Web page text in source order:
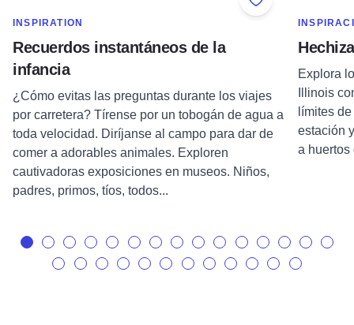
Add to Favorites
MOSTRAR MÁS EN CATEGORÍA DE
INSPIRATION
Recuerdos instantáneos de la
infancia
¿Cómo evitas las preguntas durante los viajes
por carretera? Tírense por un tobogán de agua a
toda velocidad. Diríjanse al campo para dar de
comer a adorables animales. Exploren
cautivadoras exposiciones en museos. Niños,
padres, primos, tíos, todos...
Explora
Illinois
límites
estación
a huertos